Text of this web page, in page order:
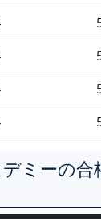
ミーの合